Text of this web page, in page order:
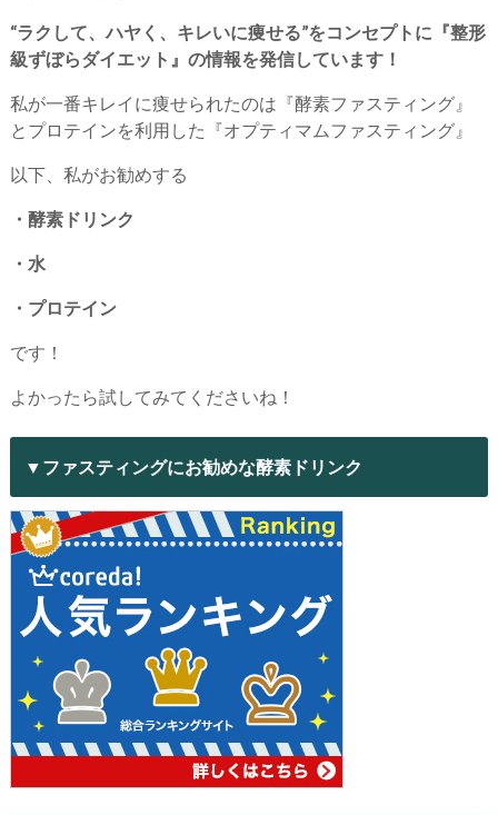
“ラクして、ハヤく、キレいに痩せる”をコンセプトに『整形
級ずぼらダイエット』の情報を発信しています！
私が一番キレイに痩せられたのは『酵素ファスティング』
とプロテインを利用した『オプティマムファスティング』
以下、私がお勧めする
・酵素ドリンク
・水
・プロテイン
です！
よかったら試してみてくださいね！
▼ファスティングにお勧めな酵素ドリンク